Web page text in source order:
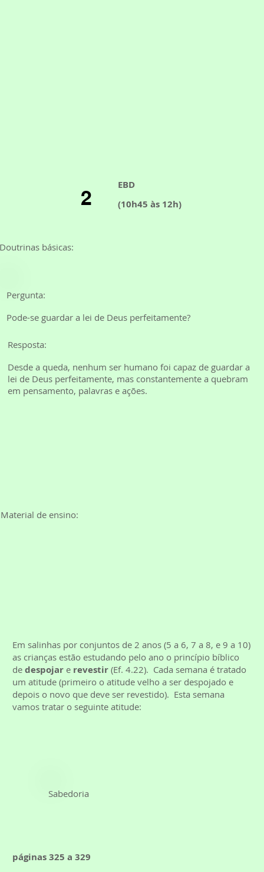
2
EBD
(10h45 às 12h)
Doutrinas básicas:
Pergunta:
Pode-se guardar a lei de Deus perfeitamente?
Resposta:
Desde a queda, nenhum ser humano foi capaz de guardar a
lei de Deus perfeitamente, mas constantemente a quebram
em pensamento, palavras e ações.
Material de ensino:
Em salinhas por conjuntos de 2 anos (5 a 6, 7 a 8, e 9 a 10)
as crianças estão estudando pelo ano o princípio bíblico
dedespojar e revestir (Ef. 4.22). Cada semana é tratado
um atitude (primeiro o atitude velho a ser despojado e
depois o novo que deve ser revestido). Esta semana
vamos tratar o seguinte atitude:
Sabedoria
páginas 325 a 329